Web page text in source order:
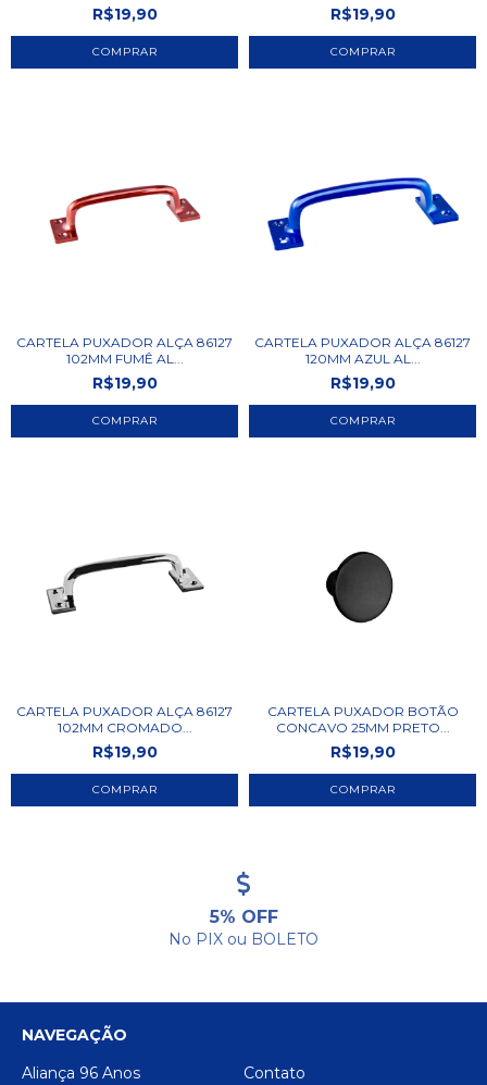
R$19,90 R$19,90
CARTELA PUXADOR ALÇA 86127
102MM FUMÊ AL...
R$19,90
CARTELA PUXADOR ALÇA 86127
120MM AZUL AL...
R$19,90
CARTELA PUXADOR ALÇA 86127
102MM CROMADO...
R$19,90
CARTELA PUXADOR BOTÃO
CONCAVO 25MM PRETO...
R$19,90
5% OFF
No PIX ou BOLETO
NAVEGAÇÃO
Aliança 96 Anos
Contato